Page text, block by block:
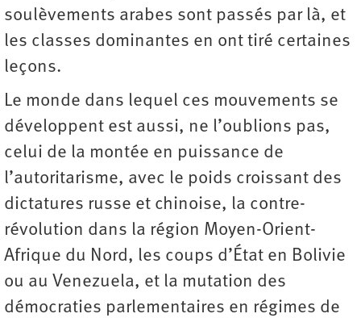
soulèvements arabes sont passés par là, et
les classes dominantes en ont tiré certaines
leçons.
Le monde dans lequel ces mouvements se
développent est aussi, ne l’oublions pas,
celui de la montée en puissance de
l’autoritarisme, avec le poids croissant des
dictatures russe et chinoise, la contre-
révolution dans la région Moyen-Orient-
Afrique du Nord, les coups d’État en Bolivie
ou au Venezuela, et la mutation des
démocraties parlementaires en régimes de